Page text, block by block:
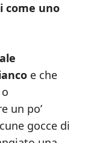
come uno
e che
un po’
gocce di